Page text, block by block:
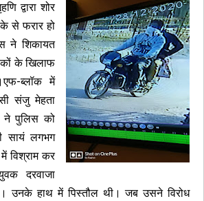
द्वारा शोर
से फरार हो
ने शिकायत
के खिलाफ
ब्लॉक में
संजु मेहता
ने पुलिस को
सायं लगभग
विश्राम कर
दरवाजा
उनके हाथ में पिस्तौल थी। जब उसने विरोध